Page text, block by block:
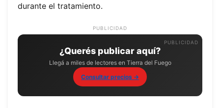
durante el tratamiento.
PUBLICIDAD
¿Querés publicar aquí?
Llegá a miles de lectores en Tierra del Fuego
Consultar precios →